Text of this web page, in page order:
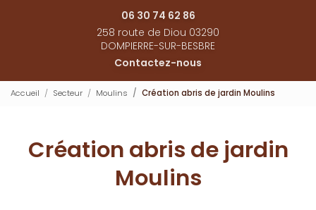
06 30 74 62 86
258 route de Diou 03290
DOMPIERRE-SUR-BESBRE
Contactez-nous
Accueil Secteur Moulins Création abris de jardin Moulins
Création abris de jardin
Moulins